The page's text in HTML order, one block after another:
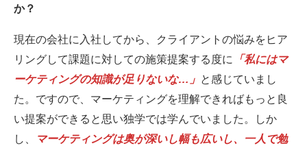
か？
現在の会社に入社してから、クライアントの悩みをヒア
リングして課題に対しての施策提案する度に
「私にはマ
ーケティングの知識が足りないな…」 と感じていまし
た。ですので、マーケティングを理解できればもっと良
い提案ができると思い独学では学んでいました。しか
し、
マーケティングは奥が深いし幅も広いし、一人で勉